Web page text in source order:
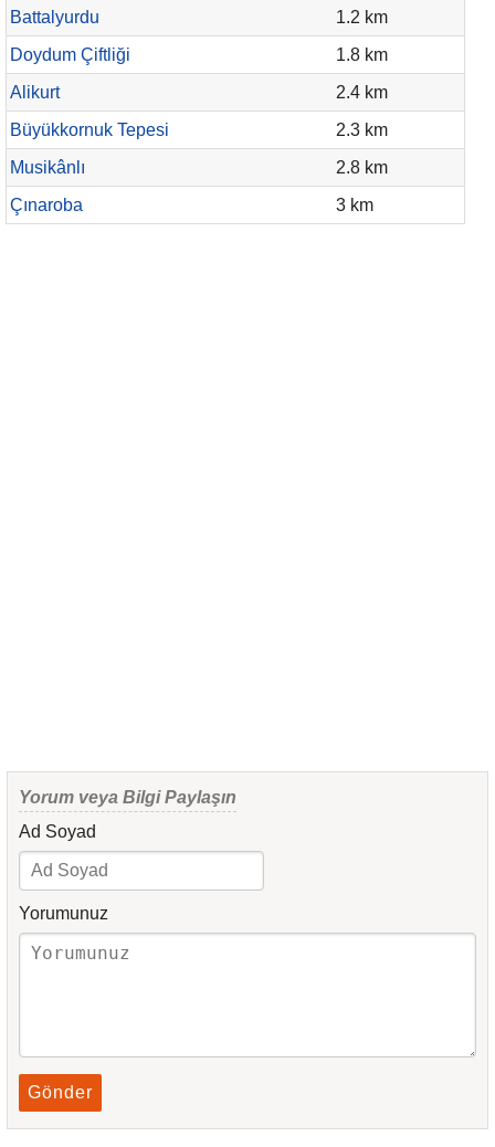
Battalyurdu
1.2 km
Doydum Çiftliği
1.8 km
Alikurt
2.4 km
Büyükkornuk Tepesi
2.3 km
Musikânlı
2.8 km
Çınaroba
3 km
Yorum veya Bilgi Paylaşın
Ad Soyad
Yorumunuz
Gönder